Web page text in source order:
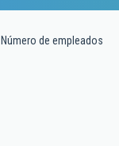
Número de empleados